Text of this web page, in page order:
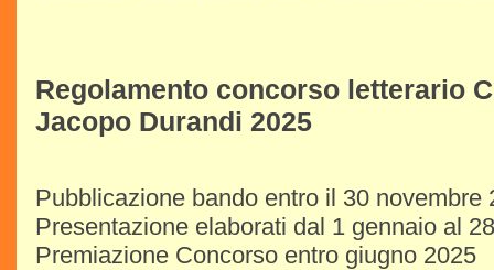
Regolamento concorso letterario
Jacopo Durandi 2025
Pubblicazione bando entro il 30 novembre
Presentazione elaborati dal 1 gennaio al
Premiazione Concorso entro giugno 2025